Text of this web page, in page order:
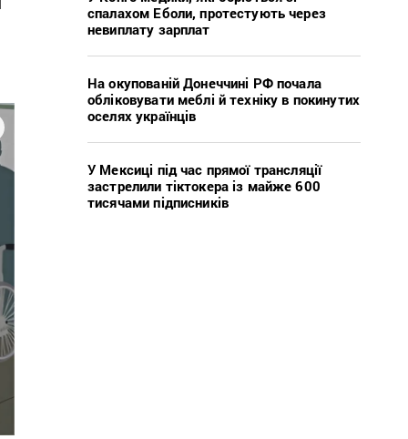
спалахом Еболи, протестують через
невиплату зарплат
На окупованій Донеччині РФ почала
обліковувати меблі й техніку в покинутих
оселях українців
У Мексиці під час прямої трансляції
застрелили тіктокера із майже 600
тисячами підписників